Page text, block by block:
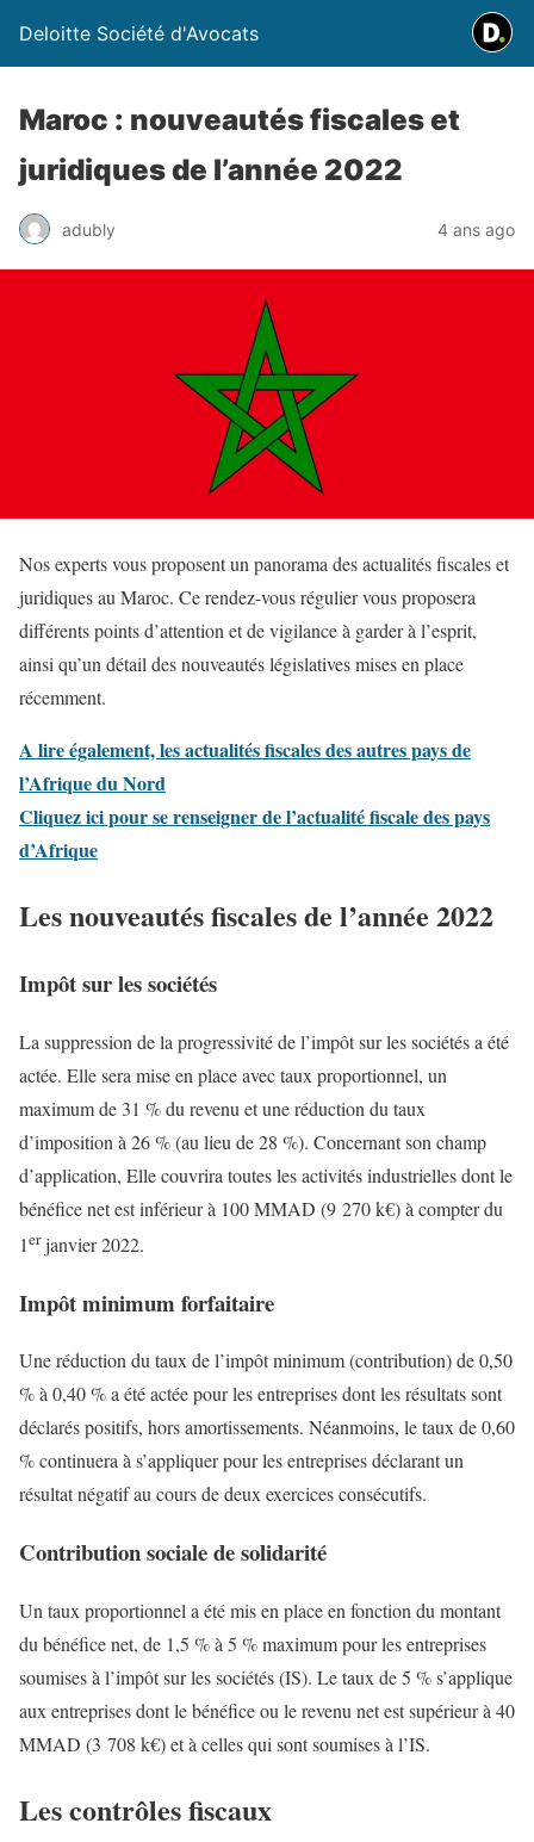
Deloitte Société d'Avocats
Maroc : nouveautés fiscales et
juridiques de l’année 2022
adubly 4 ans ago
Nos experts vous proposent un panorama des actualités fiscales et
juridiques au Maroc. Ce rendez-vous régulier vous proposera
différents points d’attention et de vigilance à garder à l’esprit,
ainsi qu’un détail des nouveautés législatives mises en place
récemment.
A lire également, les actualités fiscales des autres pays de
l’Afrique du Nord
Cliquez ici pour se renseigner de l’actualité fiscale des pays
d’Afrique
Les nouveautés fiscales de l’année 2022
Impôt sur les sociétés
La suppression de la progressivité de l’impôt sur les sociétés a été
actée. Elle sera mise en place avec taux proportionnel, un
maximum de 31 % du revenu et une réduction du taux
d’imposition à 26 % (au lieu de 28 %). Concernant son champ
d’application, Elle couvrira toutes les activités industrielles dont le
bénéfice net est inférieur à 100 MMAD (9 270 k€) à compter du
1erjanvier 2022.
Impôt minimum forfaitaire
Une réduction du taux de l’impôt minimum (contribution) de 0,50
% à 0,40 % a été actée pour les entreprises dont les résultats sont
déclarés positifs, hors amortissements. Néanmoins, le taux de 0,60
% continuera à s’appliquer pour les entreprises déclarant un
résultat négatif au cours de deux exercices consécutifs.
Contribution sociale de solidarité
Un taux proportionnel a été mis en place en fonction du montant
du bénéfice net, de 1,5 % à 5 % maximum pour les entreprises
soumises à l’impôt sur les sociétés (IS). Le taux de 5 % s’applique
aux entreprises dont le bénéfice ou le revenu net est supérieur à 40
MMAD (3 708 k€) et à celles qui sont soumises à l’IS.
Les contrôles fiscaux